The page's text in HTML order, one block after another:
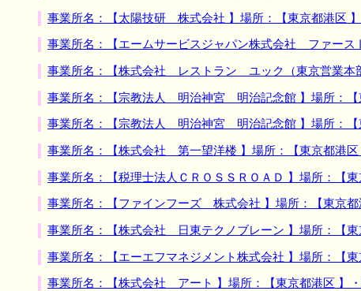
事業所名：【太陽技研 株式会社 】場所：【東京都港区
事業所名：【エームサービスジャパン株式会社 ファース
事業所名：【株式会社 レストラン ユック（東京営業本
事業所名：【宗教法人 明治神宮 明治記念館 】場所：【
事業所名：【宗教法人 明治神宮 明治記念館 】場所：【
事業所名：【株式会社 第一望洋楼 】場所：【東京都港区
事業所名：【税理士法人ＣＲＯＳＳＲＯＡＤ 】場所：【
事業所名：【ファインフーズ 株式会社 】場所：【東京都
事業所名：【株式会社 日東テクノブレーン 】場所：【東
事業所名：【エーエフマネジメント株式会社 】場所：【
事業所名：【株式会社 アート 】場所：【東京都港区 】・